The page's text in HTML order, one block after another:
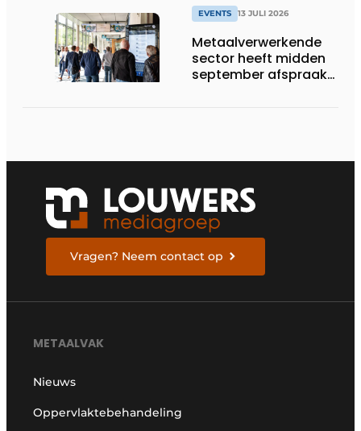
EVENTS 13 JULI 2026
Metaalverwerkende
sector heeft midden
september afspraak
Vragen? Neem contact op
METAALVAK
Nieuws
Oppervlaktebehandeling